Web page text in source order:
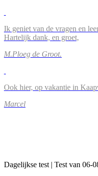
Ik geniet van de vragen en
Hartelijk dank, en groet,
M.Ploeg de Groot.
Ook hier, op vakantie in
Marcel
Dagelijkse test | Test van 06-